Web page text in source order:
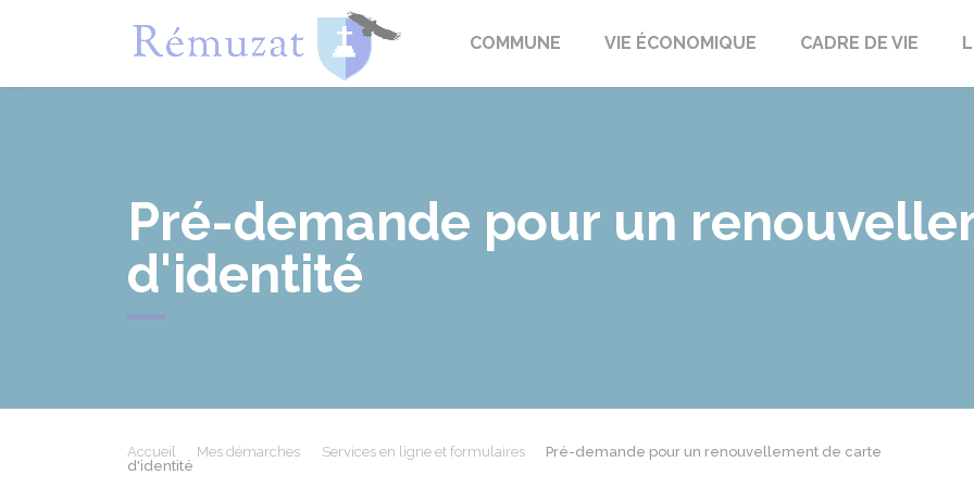
RémuzatCOMMUNE VIE ÉCONOMIQUE CADRE DE VIE
Pré-demande pour un
d'identité
Accueil Mes démarches Services en ligne et formulaires
Pré-demande pour un renouvellement de carte
d'identité